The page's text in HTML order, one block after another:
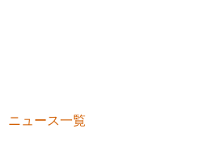
ニュース一覧